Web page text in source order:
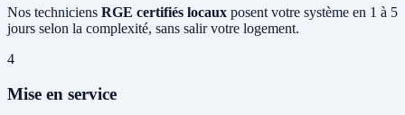
Nos techniciens RGE certifiés locaux posent votre système en 1 à 5
jours selon la complexité, sans salir votre logement.
4
Mise en service